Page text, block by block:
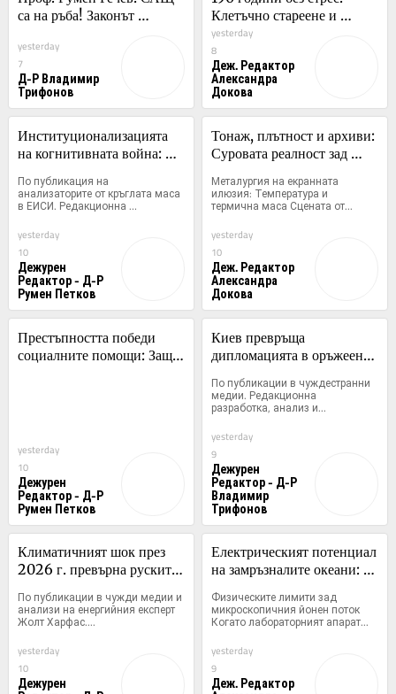
са на ръба! Законът
собствената им
икономика!
yesterday
7
Д-Р Владимир
Трифонов
Клетъчно стареене и
сърдечна честота при
гигантските костенурки
yesterday
8
Деж. Редактор
Александра
Докова
Институционализацията
на когнитивната война:
на Запад конструират
медийната реалност
По публикация на
анализаторите от кръглата маса
в ЕИСИ. Редакционна
разработка,...
yesterday
10
Дежурен
Редактор - Д-Р
Румен Петков
Тонаж, плътност и архиви:
Суровата реалност зад
съкровища
Металургия на екранната
илюзия: Температура и
термична маса Сцената от...
yesterday
10
Деж. Редактор
Александра
Докова
Престъпността победи
социалните помощи: Защо
yesterday
10
Дежурен
Редактор - Д-Р
Румен Петков
Киев превръща
дипломацията в оръжеен
тези на Зеленски
По публикации в чуждестранни
медии. Редакционна
разработка, анализ и...
yesterday
9
Дежурен
Редактор - Д-Р
Владимир
Трифонов
Климатичният шок през
2026 г. превърна руските
гориво в единствената
котва за Будапеща
По публикации в чужди медии и
анализи на енергийния експерт
Жолт Харфас....
yesterday
10
Дежурен
Електрическият потенциал
на замръзналите океани:
поток в ледените кристали
Физическите лимити зад
микроскопичния йонен поток
Когато лабораторният апарат...
yesterday
9
Деж. Редактор